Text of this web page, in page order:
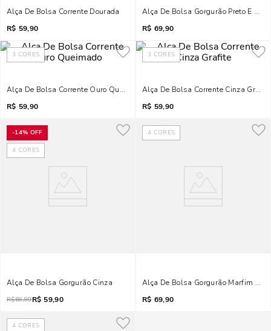
Alça De Bolsa Corrente Dourada
R$ 59,90
Alça De Bolsa Gorgurão Preto E
R$ 69,90
3 CORES
Alça De Bolsa Corrente Ouro Queimado
R$ 59,90
3 CORES
Alça De Bolsa Corrente Cinza Grafite
R$ 59,90
-14% OFF
4 CORES
Alça De Bolsa Gorgurão Cinza
R$69,90R$ 59,90
4 CORES
Alça De Bolsa Gorgurão Marfim E
R$ 69,90
4 CORES